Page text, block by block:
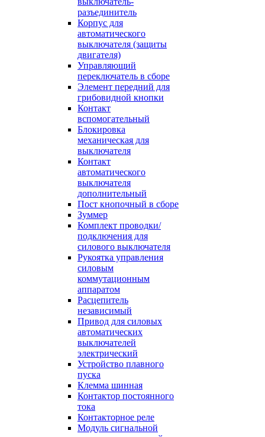
разъединитель
Корпус для
автоматического
выключателя (защиты
двигателя)
Управляющий
переключатель в сборе
Элемент передний для
грибовидной кнопки
Контакт
вспомогательный
Блокировка
механическая для
выключателя
Контакт
автоматического
выключателя
дополнительный
Пост кнопочный в сборе
Зуммер
Комплект проводки/
подключения для
силового выключателя
Рукоятка управления
силовым
коммутационным
аппаратом
Расцепитель
независимый
Привод для силовых
автоматических
выключателей
электрический
Устройство плавного
пуска
Клемма шинная
Контактор постоянного
тока
Контакторное реле
Модуль сигнальной